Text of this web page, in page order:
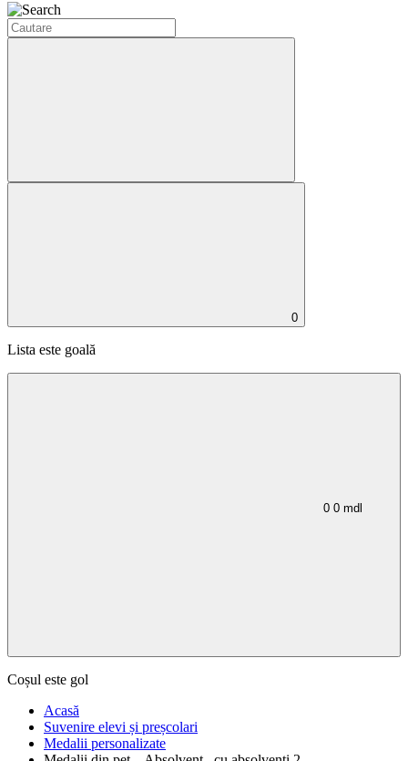
0
Lista este goală
0 0 mdl
Coșul este gol
Acasă
Suvenire elevi și preșcolari
Medalii personalizate